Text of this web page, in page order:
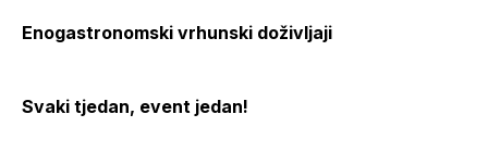
Enogastronomski vrhunski doživljaji
Svaki tjedan, event jedan!